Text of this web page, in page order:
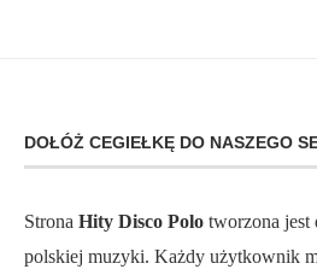
DOŁÓŻ CEGIEŁKĘ DO NASZEGO
Strona Hity Disco Polo tworzona jest
polskiej muzyki. Każdy użytkownik